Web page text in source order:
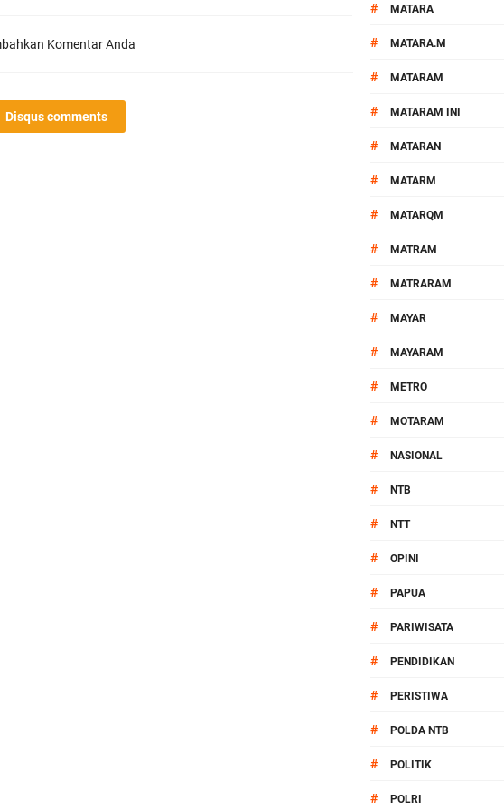
Komentar Anda
Disqus comments
# MATARA
# MATARA.M
# MATARAM
# MATARAM INI
# MATARAN
# MATARM
# MATARQM
# MATRAM
# MATRARAM
# MAYAR
# MAYARAM
# METRO
# MOTARAM
# NASIONAL
# NTB
# NTT
# OPINI
# PAPUA
# PARIWISATA
# PENDIDIKAN
# PERISTIWA
# POLDA NTB
# POLITIK
# POLRI